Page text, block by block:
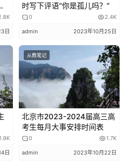
于是找到了我，要求我给辅导一
不用说了从细节入手，从基础开
法，训练基础题的能力！经过半
有及格，考了50多分，但是关
？所以前天晚上辅导上课的时
肯定了成绩和进步，提出了新的
的非常好！这就是以发展的眼光
就好办是不是？
日
时写下评语“你是孤儿吗？”
0 2.4K
admin 2023年10月25日
日
从教笔记
北京市2023-2024届高三高
考生每月大事安排时间表
0 1.7K
admin 2023年10月22日